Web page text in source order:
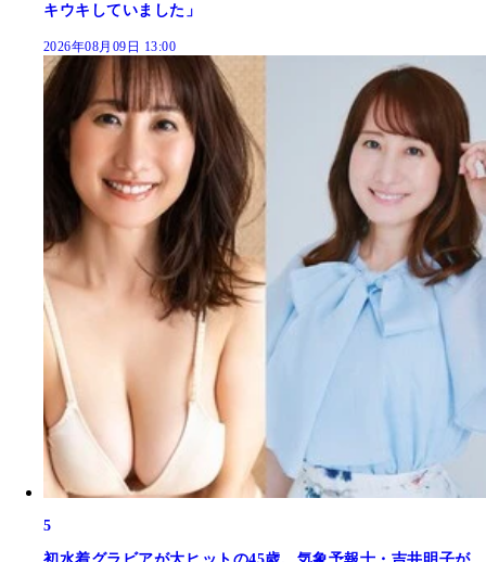
キウキしていました」
2026年08月09日 13:00
5